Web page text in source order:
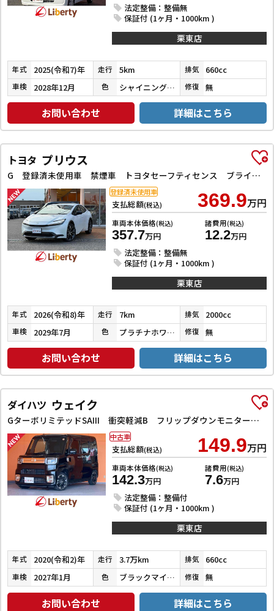
法定整備：整備無
保証付 (1ヶ月・1000km )
栗東店
年式 2025(令和7)年 走行 5km 排気 660cc
車検 2028年12月 色 シャイニングホワイトパール 修復 無
お問い合わせ 詳細はこちら
トヨタ プリウス
G 登録済未使用車 禁煙車 トヨタセーフティセンス ブラインドスポットモニター 純正ディスプレイ Bluetooth対応 ETC2．0 アダプティブクルーズコントロール 電子パーキング LEDヘッドライト
支払総額(税込) 369.9万円
車両本体価格(税込)
357.7万円
諸費用(税込)
12.2万円
法定整備：整備無
保証付 (1ヶ月・1000km )
登録済未使用車
栗東店
年式 2026(令和8)年 走行 7km 排気 2000cc
車検 2029年7月 色 プラチナホワイトパールマイカ 修復 無
お問い合わせ 詳細はこちら
ダイハツ ウェイク
GターボリミテッドSAIII 衝突軽減B フリップダウンモニター 純正ナビ Bluetooth対応 パノラマモニター LEDヘッドライト 両側自動ドア フォグライト スマートキー プッシュスタート アイドリングストップ
支払総額(税込) 149.9万円
車両本体価格(税込)
142.3万円
諸費用(税込)
7.6万円
法定整備：整備付
保証付 (1ヶ月・1000km )
中古車
栗東店
年式 2020(令和2)年 走行 3.7万km 排気 660cc
車検 2027年1月 色 ブラックマイカメタリック 修復 無
お問い合わせ 詳細はこちら